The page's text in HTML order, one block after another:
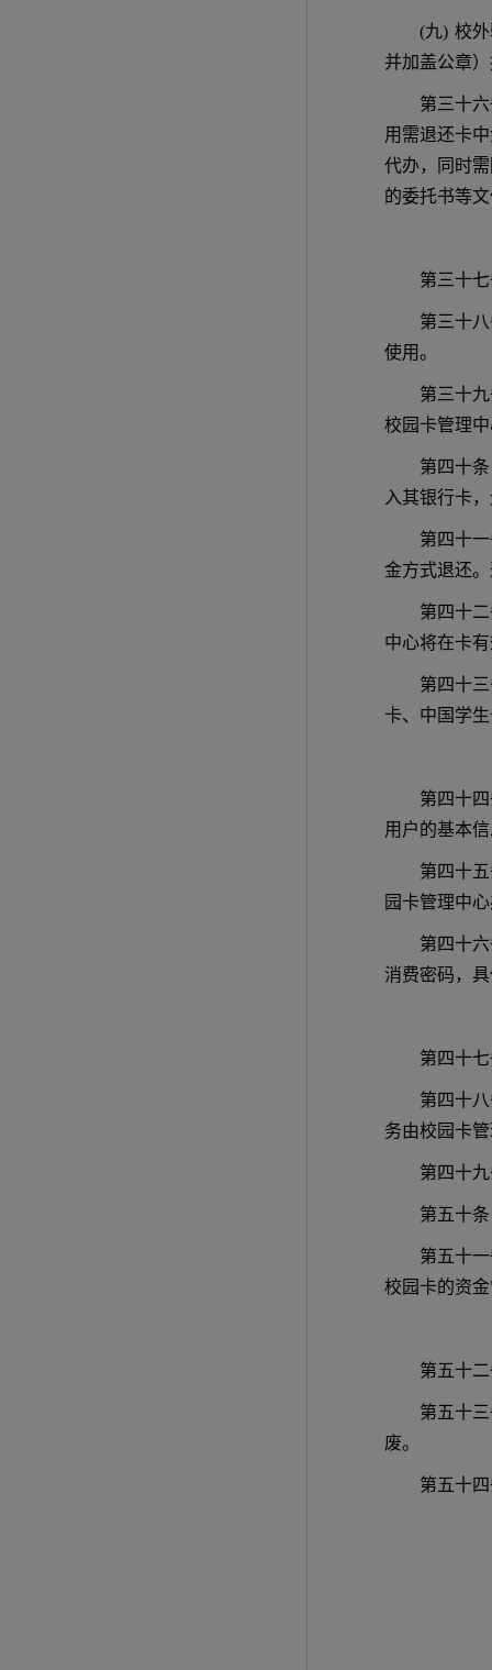
(九) 校
并加盖公章
第三十
用需退还卡
代办，同时
的委托书等
第三十
第三十
使用。
第三十
校园卡管理
第四十
入其银行卡
第四十
金方式退还
第四十
中心将在卡
第四十
卡、中国学
第四十
用户的基本
第四十
园卡管理中
第四十
消费密码，
第四十
第四十
务由校园卡
第四十
第五十
第五十
校园卡的资
第五十
第五十
废。
第五十